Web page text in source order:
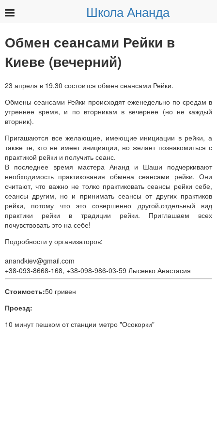
Школа Ананда
Обмен сеансами Рейки в
Киеве (вечерний)
23 апреля в 19.30 состоится обмен сеансами Рейки.
Обмены сеансами Рейки происходят еженедельно по средам в
утреннее время, и по вторникам в вечернее (но не каждый
вторник).
Пригашаются все желающие, имеющие инициации в рейки, а
также те, кто не имеет инициации, но желает познакомиться с
практикой рейки и получить сеанс.
В последнее время мастера Ананд и Шаши подчеркивают
необходимость практикования обмена сеансами рейки. Они
считают, что важно не толко практиковать сеансы рейки себе,
сеансы другим, но и принимать сеансы от других практиков
рейки, потому что это совершенно другой,отдельный вид
практики рейки в традиции рейки. Приглашаем всех
почувствовать это на себе!
Подробности у организаторов:
anandkiev@gmail.com
+38-093-8668-168, +38-098-986-03-59 Лысенко Анастасия
Стоимость:50 гривен
Проезд:
10 минут пешком от станции метро "Осокорки"